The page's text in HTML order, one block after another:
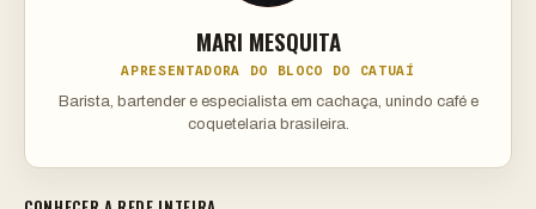
MARI MESQUITA
APRESENTADORA DO BLOCO DO CATUAÍ
Barista, bartender e especialista em cachaça, unindo café e
coquetelaria brasileira.